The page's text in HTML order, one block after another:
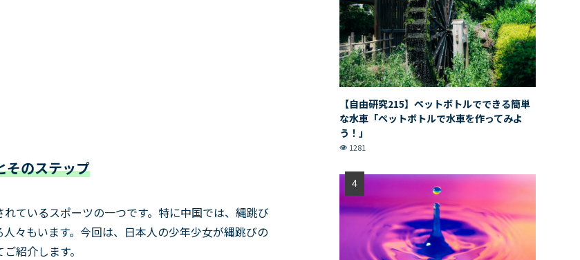
そのステップ
ているスポーツの一つです。特に中国では、縄跳び
々もいます。今回は、日本人の少年少女が縄跳びの
紹介します。
【自由研究215】ペットボトルでできる簡単
な水車「ペットボトルで水車を作ってみよ
う！」
1281